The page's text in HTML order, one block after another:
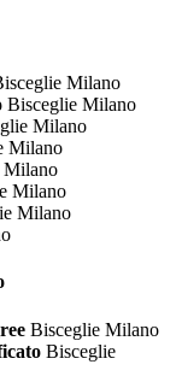
Milano
Bisceglie Milano
Milano
Milano
Milano
Milano
Milano
Bisceglie Milano
Bisceglie